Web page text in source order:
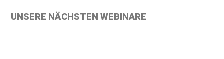
UNSERE NÄCHSTEN WEBINARE